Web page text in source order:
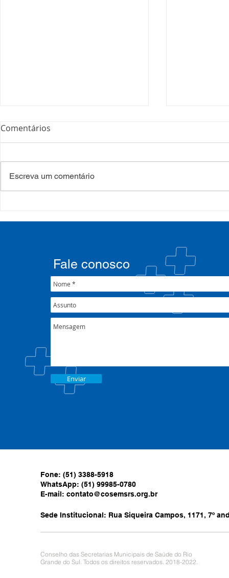
formação sobre saúde
crise climática
SETEC,
CIB/RS
Comentários
Escreva um comentário
Enviar
Fale conosco
Fone: (51) 3388-5918
WhatsApp: (51) 99985-0780
E-mail: contato@cosemsrs.org.br
Sede Institucional: Rua Siqueira Campos, 1171, 7º
Conselho das Secretarias Municipais de Saúde do Rio
Grande do Sul. Todos os direitos reservados. 2018-2022.